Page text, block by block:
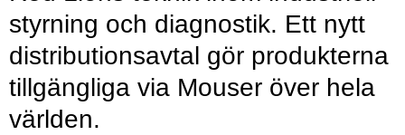
styrning och diagnostik. Ett nytt
distributionsavtal gör produkterna
tillgängliga via Mouser över hela
världen.